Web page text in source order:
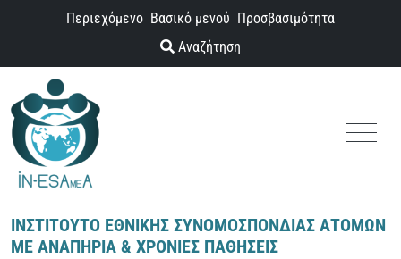
Παράκαμψη προς το περιεχόμενο
Περιεχόμενο Βασικό μενού Προσβασιμότητα
Αναζήτηση
ΙΝΣΤΙΤΟΥΤΟ ΕΘΝΙΚΗΣ ΣΥΝΟΜΟΣΠΟΝΔΙΑΣ ΑΤΟΜΩΝ
ΜΕ ΑΝΑΠΗΡΙΑ & ΧΡΟΝΙΕΣ ΠΑΘΗΣΕΙΣ